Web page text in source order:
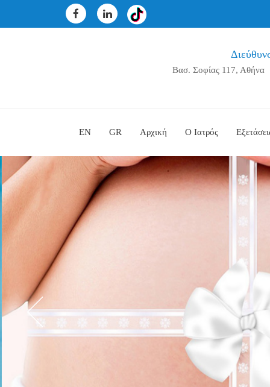
Βασ. Σοφίας 117, Αθήνα
EN GR Αρχική Ο Ιατρός